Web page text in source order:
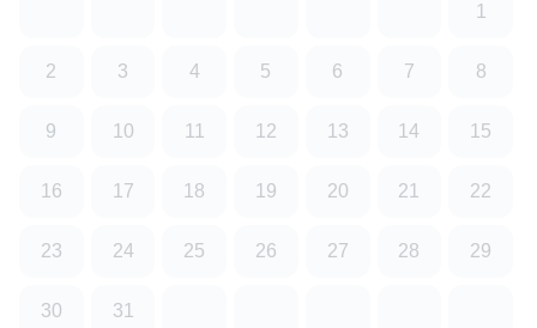
1
2 3 4 5 6 7 8
9 10 11 12 13 14 15
16 17 18 19 20 21 22
23 24 25 26 27 28 29
30 31